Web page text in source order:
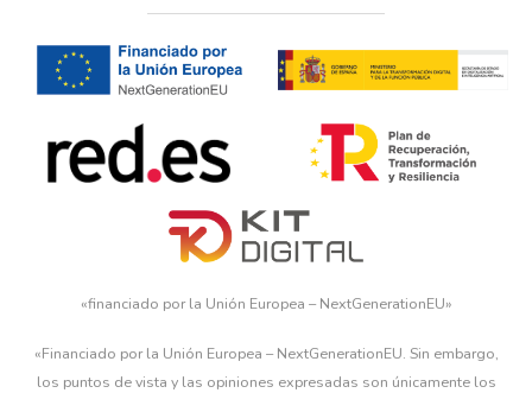
«financiado por la Unión Europea – NextGenerationEU»
«Financiado por la Unión Europea – NextGenerationEU. Sin embargo,
los puntos de vista y las opiniones expresadas son únicamente los